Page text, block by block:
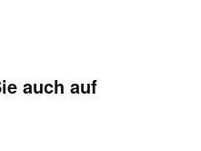
auch auf